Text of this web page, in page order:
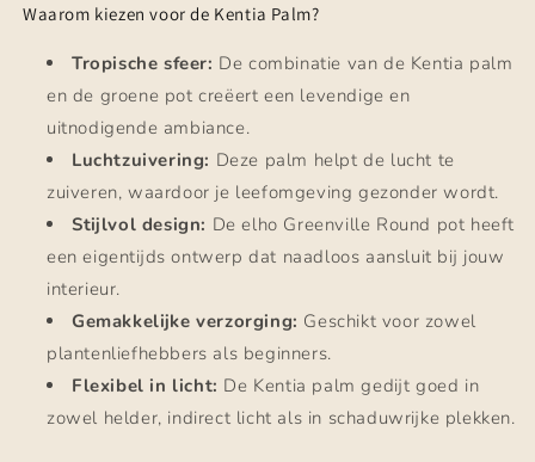
Waarom kiezen voor de Kentia Palm?
Tropische sfeer: De combinatie van de Kentia palm
en de groene pot creëert een levendige en
uitnodigende ambiance.
Luchtzuivering: Deze palm helpt de lucht te
zuiveren, waardoor je leefomgeving gezonder wordt.
Stijlvol design: De elho Greenville Round pot heeft
een eigentijds ontwerp dat naadloos aansluit bij jouw
interieur.
Gemakkelijke verzorging: Geschikt voor zowel
plantenliefhebbers als beginners.
Flexibel in licht: De Kentia palm gedijt goed in
zowel helder, indirect licht als in schaduwrijke plekken.